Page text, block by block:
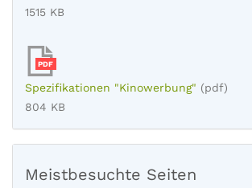
1515 KB
PDF
Spezifikationen "Kinowerbung" (pdf)
804 KB
Meistbesuchte Seiten